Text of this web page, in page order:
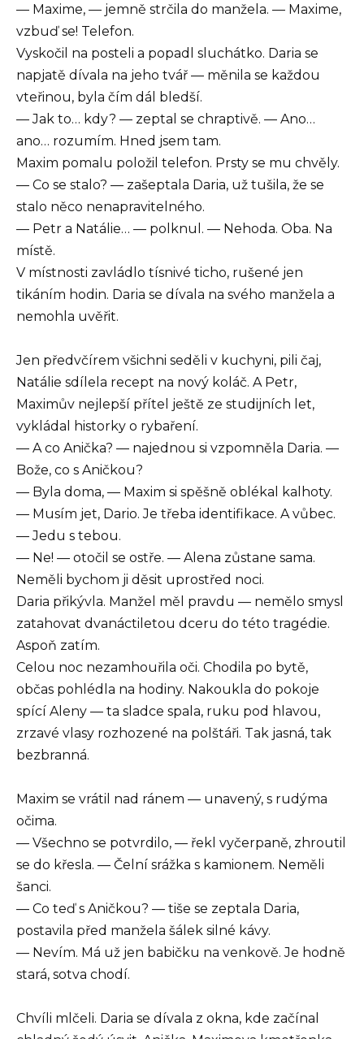
— Maxime, — jemně strčila do manžela. — Maxime,
vzbuď se! Telefon.
Vyskočil na posteli a popadl sluchátko. Daria se
napjatě dívala na jeho tvář — měnila se každou
vteřinou, byla čím dál bledší.
— Jak to… kdy? — zeptal se chraptivě. — Ano…
ano… rozumím. Hned jsem tam.
Maxim pomalu položil telefon. Prsty se mu chvěly.
— Co se stalo? — zašeptala Daria, už tušila, že se
stalo něco nenapravitelného.
— Petr a Natálie… — polknul. — Nehoda. Oba. Na
místě.
V místnosti zavládlo tísnivé ticho, rušené jen
tikáním hodin. Daria se dívala na svého manžela a
nemohla uvěřit.
Jen předvčírem všichni seděli v kuchyni, pili čaj,
Natálie sdílela recept na nový koláč. A Petr,
Maximův nejlepší přítel ještě ze studijních let,
vykládal historky o rybaření.
— A co Anička? — najednou si vzpomněla Daria. —
Bože, co s Aničkou?
— Byla doma, — Maxim si spěšně oblékal kalhoty.
— Musím jet, Dario. Je třeba identifikace. A vůbec.
— Jedu s tebou.
— Ne! — otočil se ostře. — Alena zůstane sama.
Neměli bychom ji děsit uprostřed noci.
Daria přikývla. Manžel měl pravdu — nemělo smysl
zatahovat dvanáctiletou dceru do této tragédie.
Aspoň zatím.
Celou noc nezamhouřila oči. Chodila po bytě,
občas pohlédla na hodiny. Nakoukla do pokoje
spící Aleny — ta sladce spala, ruku pod hlavou,
zrzavé vlasy rozhozené na polštáři. Tak jasná, tak
bezbranná.
Maxim se vrátil nad ránem — unavený, s rudýma
očima.
— Všechno se potvrdilo, — řekl vyčerpaně, zhroutil
se do křesla. — Čelní srážka s kamionem. Neměli
šanci.
— Co teď s Aničkou? — tiše se zeptala Daria,
postavila před manžela šálek silné kávy.
— Nevím. Má už jen babičku na venkově. Je hodně
stará, sotva chodí.
Chvíli mlčeli. Daria se dívala z okna, kde začínal